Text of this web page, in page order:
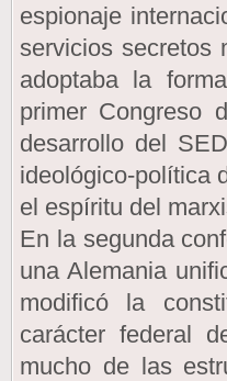
espionaje
servicios secretos
adoptaba la
primer Congreso
desarrollo del
ideológico-política
el espíritu del
En la segunda
una Alemania
modificó la
carácter federal
mucho de las